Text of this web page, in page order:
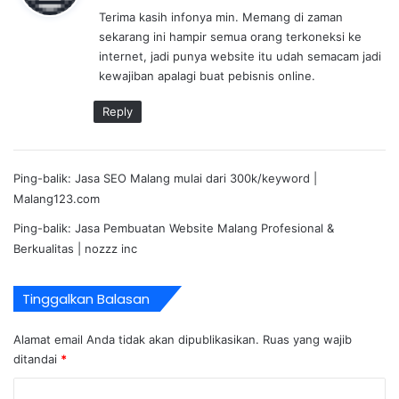
k
a
t
a
Terima kasih infonya min. Memang di zaman
sekarang ini hampir semua orang terkoneksi ke
internet, jadi punya website itu udah semacam jadi
kewajiban apalagi buat pebisnis online.
Reply
Ping-balik: Jasa SEO Malang mulai dari 300k/keyword |
Malang123.com
Ping-balik: Jasa Pembuatan Website Malang Profesional &
Berkualitas | nozzz inc
Tinggalkan Balasan
Alamat email Anda tidak akan dipublikasikan. Ruas yang wajib
ditandai *